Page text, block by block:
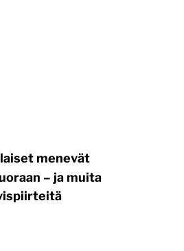
menevät
– ja muita